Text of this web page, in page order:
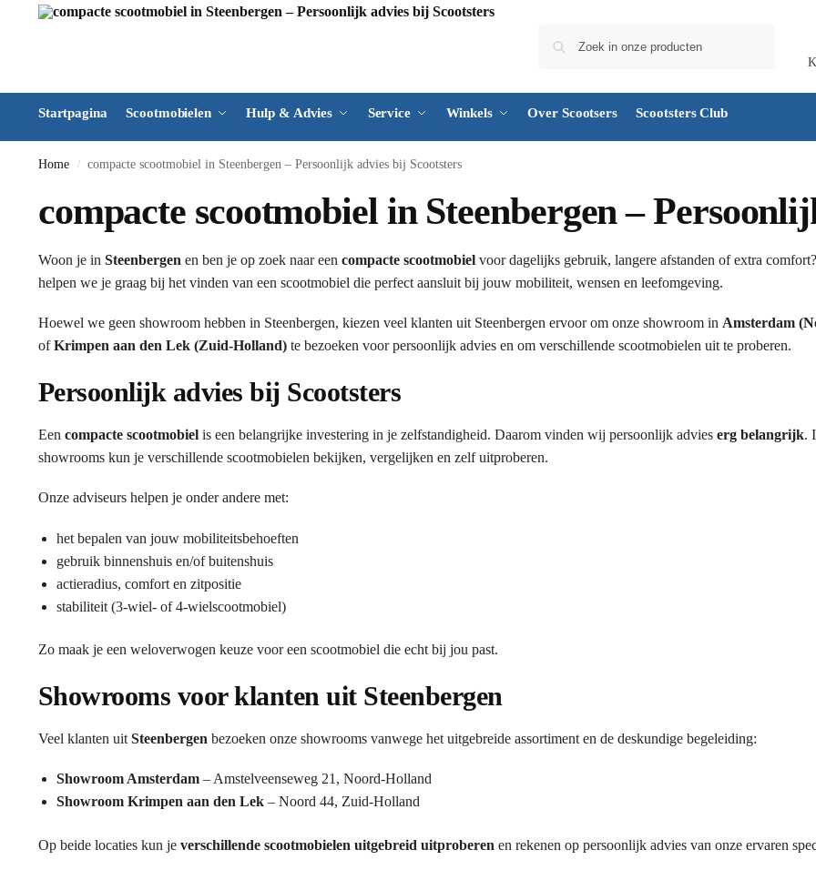
Startpagina Scootmobielen Hulp & Advies Service Winkels Over Scootsers Scootsters Club
Home / compacte scootmobiel in Steenbergen – Persoonlijk advies bij Scootsters
compacte scootmobiel in Steenbergen –
Woon je in Steenbergen en ben je op zoek naar een compacte scootmobielvoor dagelijks gebruik, langere afstanden of extra
helpen we je graag bij het vinden van een scootmobiel die perfect aansluit bij jouw mobiliteit, wensen en leefomgeving.
Hoewel we geen showroom hebben in Steenbergen, kiezen veel klanten uit Steenbergen ervoor om onze showroom in Amsterdam
ofKrimpen aan den Lek (Zuid-Holland)te bezoeken voor persoonlijk advies en om verschillende scootmobielen uit te proberen.
Persoonlijk advies bij Scootsters
Een compacte scootmobielis een belangrijke investering in je zelfstandigheid. Daarom vinden wij persoonlijk advies erg belangrijk.
showrooms kun je verschillende scootmobielen bekijken, vergelijken en zelf uitproberen.
Onze adviseurs helpen je onder andere met:
het bepalen van jouw mobiliteitsbehoeften
gebruik binnenshuis en/of buitenshuis
actieradius, comfort en zitpositie
stabiliteit (3-wiel- of 4-wielscootmobiel)
Zo maak je een weloverwogen keuze voor een scootmobiel die echt bij jou past.
Showrooms voor klanten uit Steenbergen
Veel klanten uit Steenbergen bezoeken onze showrooms vanwege het uitgebreide assortiment en de deskundige begeleiding:
Showroom Amsterdam– Amstelveenseweg 21, Noord-Holland
Showroom Krimpen aan den Lek– Noord 44, Zuid-Holland
Op beide locaties kun je verschillende scootmobielen uitgebreid uitproberen en rekenen op persoonlijk advies van onze ervaren